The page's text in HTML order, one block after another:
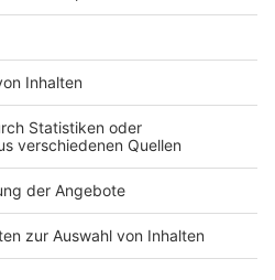
Angebot unserer Podcasts
automatischen
Übermittlung der Daten
widersprechen wollen,
melden Sie sich hier:
Kontakt
Studio-Hotline
Verkehrs-Hotline
Newsletter